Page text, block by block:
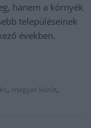
hanem a környék
településeinek
években.
, magyar közút,